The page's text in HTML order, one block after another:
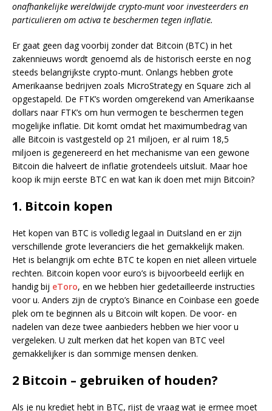
onafhankelijke wereldwijde crypto-munt voor investeerders en
particulieren om activa te beschermen tegen inflatie.
Er gaat geen dag voorbij zonder dat Bitcoin (BTC) in het
zakennieuws wordt genoemd als de historisch eerste en nog
steeds belangrijkste crypto-munt. Onlangs hebben grote
Amerikaanse bedrijven zoals MicroStrategy en Square zich al
opgestapeld. De FTK’s worden omgerekend van Amerikaanse
dollars naar FTK’s om hun vermogen te beschermen tegen
mogelijke inflatie. Dit komt omdat het maximumbedrag van
alle Bitcoin is vastgesteld op 21 miljoen, er al ruim 18,5
miljoen is gegenereerd en het mechanisme van een gewone
Bitcoin die halveert de inflatie grotendeels uitsluit. Maar hoe
koop ik mijn eerste BTC en wat kan ik doen met mijn Bitcoin?
1. Bitcoin kopen
Het kopen van BTC is volledig legaal in Duitsland en er zijn
verschillende grote leveranciers die het gemakkelijk maken.
Het is belangrijk om echte BTC te kopen en niet alleen virtuele
rechten. Bitcoin kopen voor euro’s is bijvoorbeeld eerlijk en
handig bij eToro, en we hebben hier gedetailleerde instructies
voor u. Anders zijn de crypto’s Binance en Coinbase een goede
plek om te beginnen als u Bitcoin wilt kopen. De voor- en
nadelen van deze twee aanbieders hebben we hier voor u
vergeleken. U zult merken dat het kopen van BTC veel
gemakkelijker is dan sommige mensen denken.
2 Bitcoin – gebruiken of houden?
Als je nu krediet hebt in BTC, rijst de vraag wat je ermee moet